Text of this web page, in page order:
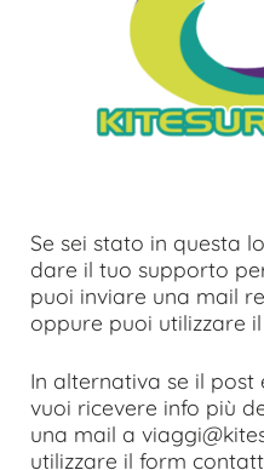
Se sei stato in questa
dare il tuo supporto
puoi inviare una mail
oppure puoi utilizzare
In alternativa se il post
vuoi ricevere info più
una mail a
utilizzare il form